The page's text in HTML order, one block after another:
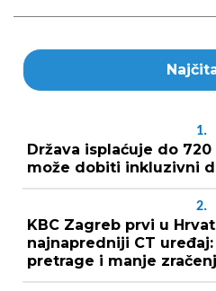
1.
Država isplaćuje do
može dobiti inkluzivni
2.
KBC Zagreb prvi u
najnapredniji CT
pretrage i manje